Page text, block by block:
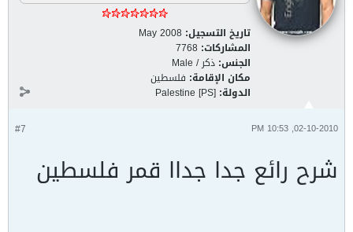
تاريخ التسجيل: May 2008
المشاركات: 7768
الجنس: ذكر / Male
مكان الإقامة: فلسطين
الدولة: Palestine [PS]
#7 02-10-2010, 10:53 PM
شرح رائع جدا جداا قمر فلسطين